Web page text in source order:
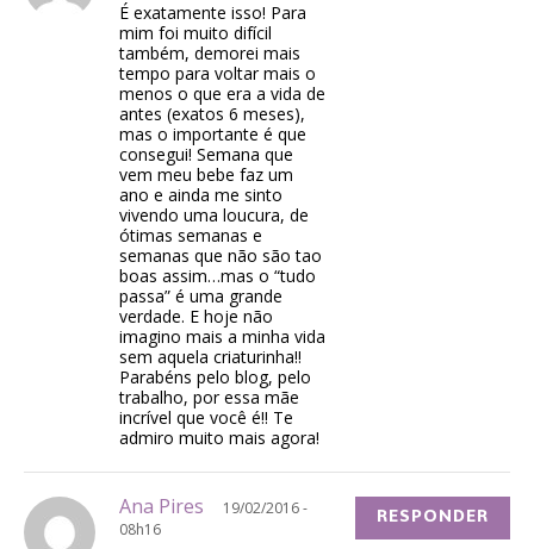
É exatamente isso! Para
mim foi muito difícil
também, demorei mais
tempo para voltar mais o
menos o que era a vida de
antes (exatos 6 meses),
mas o importante é que
consegui! Semana que
vem meu bebe faz um
ano e ainda me sinto
vivendo uma loucura, de
ótimas semanas e
semanas que não são tao
boas assim…mas o “tudo
passa” é uma grande
verdade. E hoje não
imagino mais a minha vida
sem aquela criaturinha!!
Parabéns pelo blog, pelo
trabalho, por essa mãe
incrível que você é!! Te
admiro muito mais agora!
Ana Pires
19/02/2016 -
08h16
RESPONDER